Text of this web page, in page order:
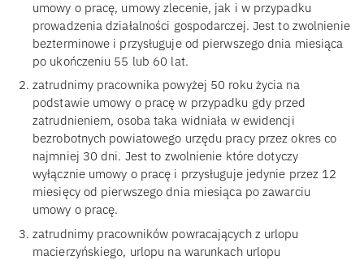
umowy o pracę, umowy zlecenie, jak i w przypadku
prowadzenia działalności gospodarczej. Jest to zwolnienie
bezterminowe i przysługuje od pierwszego dnia miesiąca
po ukończeniu 55 lub 60 lat.
zatrudnimy pracownika powyżej 50 roku życia na
podstawie umowy o pracę w przypadku gdy przed
zatrudnieniem, osoba taka widniała w ewidencji
bezrobotnych powiatowego urzędu pracy przez okres co
najmniej 30 dni. Jest to zwolnienie które dotyczy
wyłącznie umowy o pracę i przysługuje jedynie przez 12
miesięcy od pierwszego dnia miesiąca po zawarciu
umowy o pracę.
zatrudnimy pracowników powracających z urlopu
macierzyńskiego, urlopu na warunkach urlopu